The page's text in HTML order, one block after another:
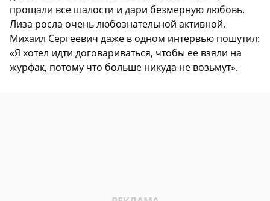
прощали все шалости и дари безмерную любовь.
Лиза росла очень любознательной активной.
Михаил Сергеевич даже в одном интервью пошутил:
«Я хотел идти договариваться, чтобы ее взяли на
журфак, потому что больше никуда не возьмут».